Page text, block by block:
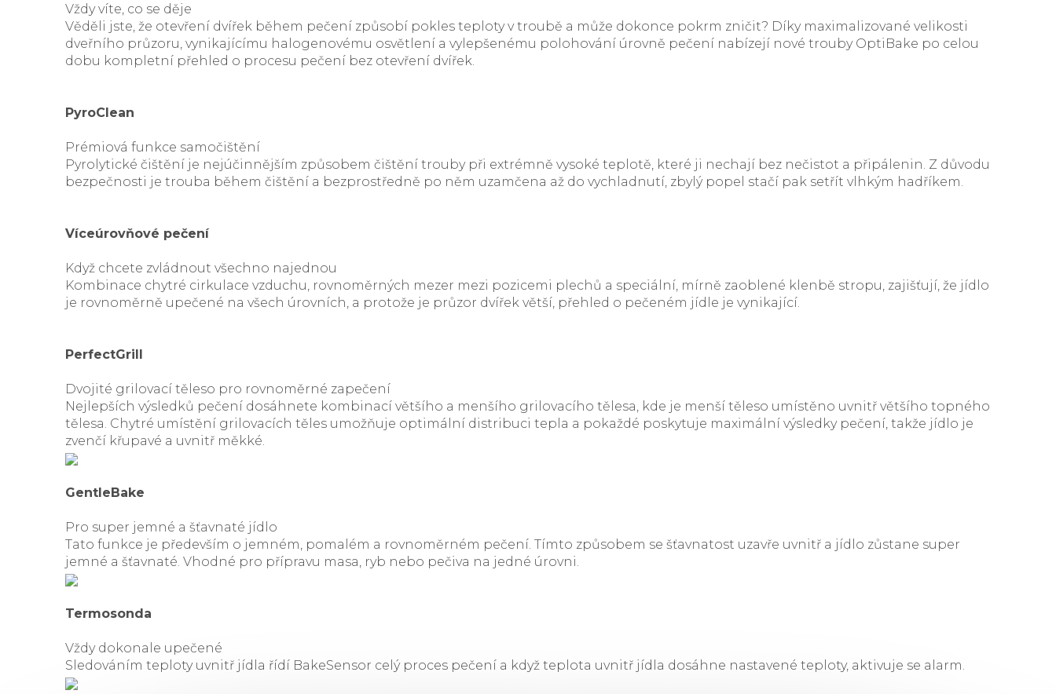
Vždy víte, co se děje
Věděli jste, že otevření dvířek během pečení způsobí pokles teploty v troubě a může dokonce pokrm zničit? Díky maximalizované velikosti
dveřního průzoru, vynikajícímu halogenovému osvětlení a vylepšenému polohování úrovně pečení nabízejí nové trouby OptiBake po celou
dobu kompletní přehled o procesu pečení bez otevření dvířek.
PyroClean
Prémiová funkce samočištění
Pyrolytické čištění je nejúčinnějším způsobem čištění trouby při extrémně vysoké teplotě, které ji nechají bez nečistot a připálenin. Z důvodu
bezpečnosti je trouba během čištění a bezprostředně po něm uzamčena až do vychladnutí, zbylý popel stačí pak setřít vlhkým hadříkem.
Víceúrovňové pečení
Když chcete zvládnout všechno najednou
Kombinace chytré cirkulace vzduchu, rovnoměrných mezer mezi pozicemi plechů a speciální, mírně zaoblené klenbě stropu, zajišťují, že jídlo
je rovnoměrně upečené na všech úrovních, a protože je průzor dvířek větší, přehled o pečeném jídle je vynikající.
PerfectGrill
Dvojité grilovací těleso pro rovnoměrné zapečení
Nejlepších výsledků pečení dosáhnete kombinací většího a menšího grilovacího tělesa, kde je menší těleso umístěno uvnitř většího topného
tělesa. Chytré umístění grilovacích těles umožňuje optimální distribuci tepla a pokaždé poskytuje maximální výsledky pečení, takže jídlo je
zvenčí křupavé a uvnitř měkké.
GentleBake
Pro super jemné a šťavnaté jídlo
Tato funkce je především o jemném, pomalém a rovnoměrném pečení. Tímto způsobem se šťavnatost uzavře uvnitř a jídlo zůstane super
jemné a šťavnaté. Vhodné pro přípravu masa, ryb nebo pečiva na jedné úrovni.
Termosonda
Vždy dokonale upečené
Sledováním teploty uvnitř jídla řídí BakeSensor celý proces pečení a když teplota uvnitř jídla dosáhne nastavené teploty, aktivuje se alarm.